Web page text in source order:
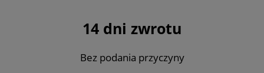
14 dni zwrotu
Bez podania przyczyny